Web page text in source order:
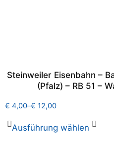
Steinweiler Eisenbahn –
(Pfalz) – RB 51 –
€ 4,00–€ 12,00
Ausführung wählen